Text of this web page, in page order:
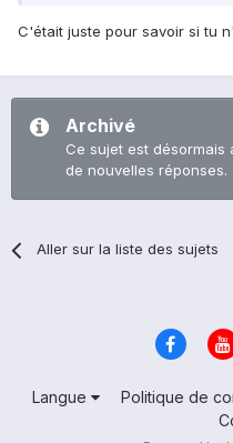
C'était juste pour savoir si tu
Archivé
Ce sujet est
de nouvelles réponses.
Aller sur la liste des sujets
Langue Politique de